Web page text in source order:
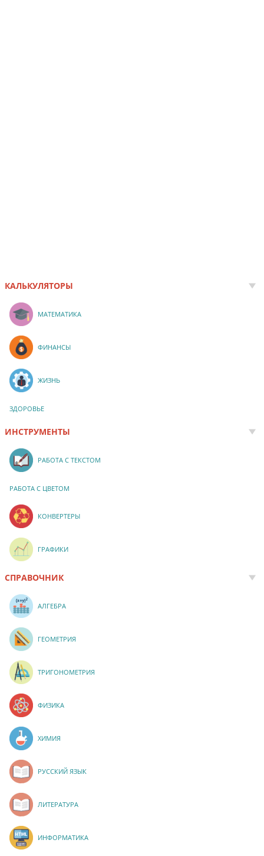
КАЛЬКУЛЯТОРЫ
МАТЕМАТИКА
ФИНАНСЫ
ЖИЗНЬ
ЗДОРОВЬЕ
ИНСТРУМЕНТЫ
РАБОТА С ТЕКСТОМ
РАБОТА С ЦВЕТОМ
КОНВЕРТЕРЫ
ГРАФИКИ
СПРАВОЧНИК
АЛГЕБРА
ГЕОМЕТРИЯ
ТРИГОНОМЕТРИЯ
ФИЗИКА
ХИМИЯ
РУССКИЙ ЯЗЫК
ЛИТЕРАТУРА
ИНФОРМАТИКА